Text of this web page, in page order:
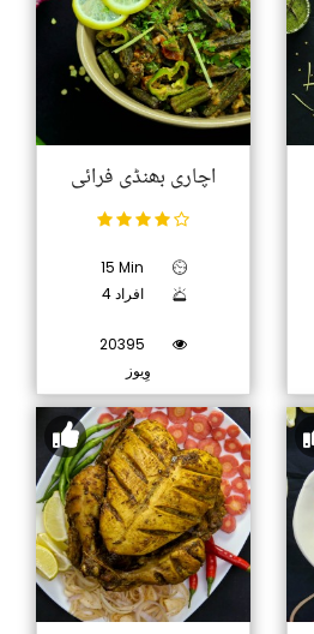
اچاری بھنڈی فرائی
15 Min
4 افراد
20395
وِیوز